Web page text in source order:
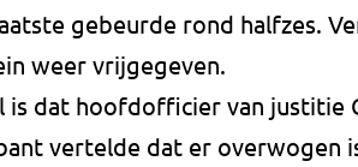
gebeurde rond halfzes.
weer vrijgegeven.
is dat hoofdofficier van justitie
vertelde dat er overwogen